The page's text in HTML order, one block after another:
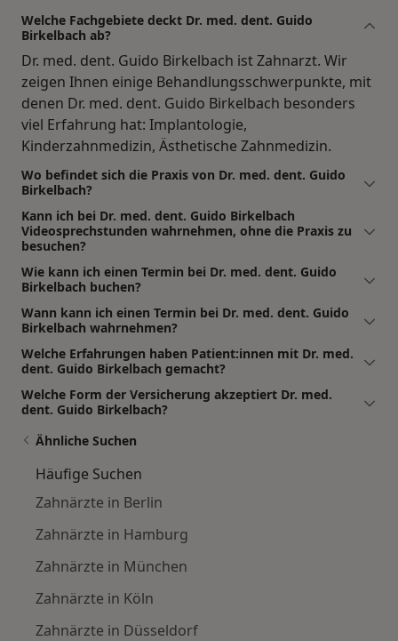
Welche Fachgebiete deckt Dr. med. dent. Guido
Birkelbach ab?
Dr. med. dent. Guido Birkelbach ist Zahnarzt. Wir
zeigen Ihnen einige Behandlungsschwerpunkte, mit
denen Dr. med. dent. Guido Birkelbach besonders
viel Erfahrung hat: Implantologie,
Kinderzahnmedizin, Ästhetische Zahnmedizin.
Wo befindet sich die Praxis von Dr. med. dent. Guido
Birkelbach?
Kann ich bei Dr. med. dent. Guido Birkelbach
Videosprechstunden wahrnehmen, ohne die Praxis zu
besuchen?
Wie kann ich einen Termin bei Dr. med. dent. Guido
Birkelbach buchen?
Wann kann ich einen Termin bei Dr. med. dent. Guido
Birkelbach wahrnehmen?
Welche Erfahrungen haben Patient:innen mit Dr. med.
dent. Guido Birkelbach gemacht?
Welche Form der Versicherung akzeptiert Dr. med.
dent. Guido Birkelbach?
Ähnliche Suchen
Häufige Suchen
Zahnärzte in Berlin
Zahnärzte in Hamburg
Zahnärzte in München
Zahnärzte in Köln
Zahnärzte in Düsseldorf